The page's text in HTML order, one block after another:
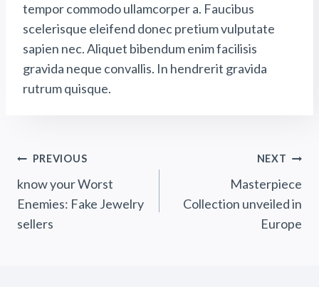
tempor commodo ullamcorper a. Faucibus
scelerisque eleifend donec pretium vulputate
sapien nec. Aliquet bibendum enim facilisis
gravida neque convallis. In hendrerit gravida
rutrum quisque.
Post
Navigation
PREVIOUS
know your Worst
Enemies: Fake Jewelry
sellers
NEXT
Masterpiece
Collection unveiled in
Europe